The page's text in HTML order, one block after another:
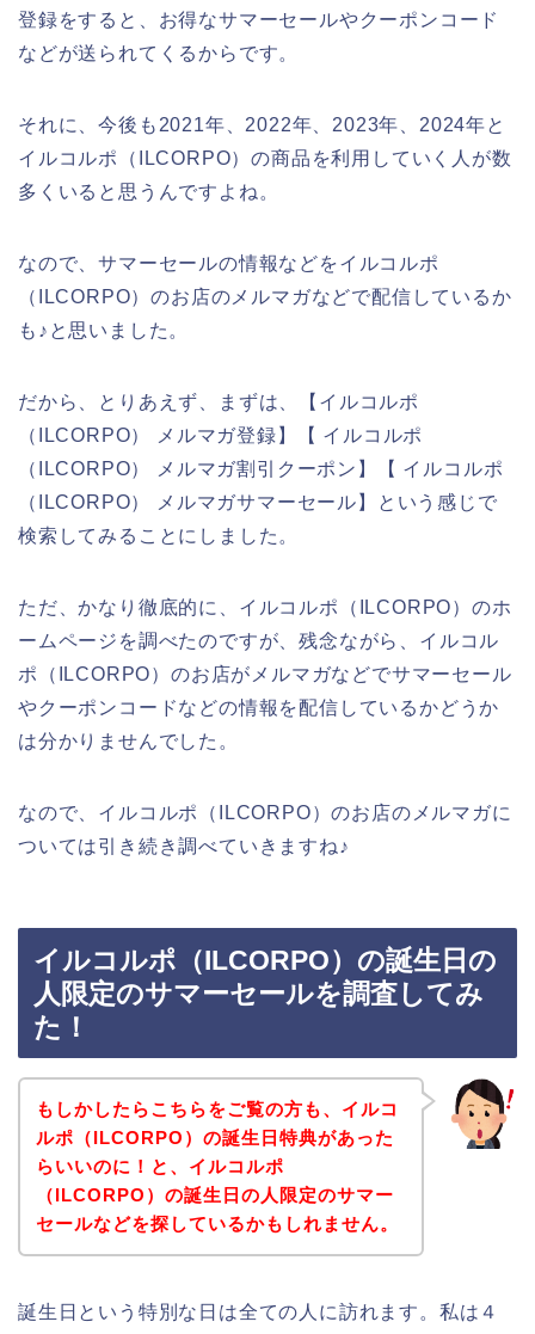
登録をすると、お得なサマーセールやクーポンコード
などが送られてくるからです。
それに、今後も2021年、2022年、2023年、2024年と
イルコルポ（ILCORPO）の商品を利用していく人が数
多くいると思うんですよね。
なので、サマーセールの情報などをイルコルポ
（ILCORPO）のお店のメルマガなどで配信しているか
も♪と思いました。
だから、とりあえず、まずは、【イルコルポ
（ILCORPO） メルマガ登録】【 イルコルポ
（ILCORPO） メルマガ割引クーポン】【 イルコルポ
（ILCORPO） メルマガサマーセール】という感じで
検索してみることにしました。
ただ、かなり徹底的に、イルコルポ（ILCORPO）のホ
ームページを調べたのですが、残念ながら、イルコル
ポ（ILCORPO）のお店がメルマガなどでサマーセール
やクーポンコードなどの情報を配信しているかどうか
は分かりませんでした。
なので、イルコルポ（ILCORPO）のお店のメルマガに
ついては引き続き調べていきますね♪
イルコルポ（ILCORPO）の誕生日の
人限定のサマーセールを調査してみ
た！
もしかしたらこちらをご覧の方も、イルコ
ルポ（ILCORPO）の誕生日特典があった
らいいのに！と、イルコルポ
（ILCORPO）の誕生日の人限定のサマー
セールなどを探しているかもしれません。
誕生日という特別な日は全ての人に訪れます。私は４